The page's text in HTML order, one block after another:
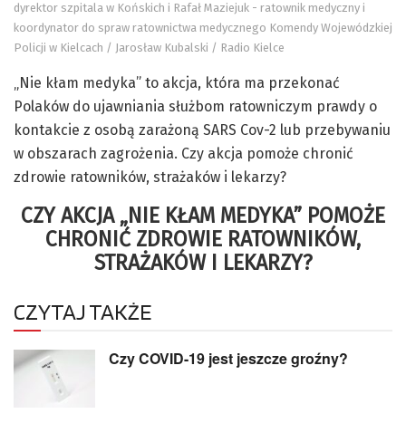
dyrektor szpitala w Końskich i Rafał Maziejuk - ratownik medyczny i
koordynator do spraw ratownictwa medycznego Komendy Wojewódzkiej
Policji w Kielcach / Jarosław Kubalski / Radio Kielce
„Nie kłam medyka” to akcja, która ma przekonać
Polaków do ujawniania służbom ratowniczym prawdy o
kontakcie z osobą zarażoną SARS Cov-2 lub przebywaniu
w obszarach zagrożenia. Czy akcja pomoże chronić
zdrowie ratowników, strażaków i lekarzy?
CZY AKCJA „NIE KŁAM MEDYKA” POMOŻE
CHRONIĆ ZDROWIE RATOWNIKÓW,
STRAŻAKÓW I LEKARZY?
CZYTAJ TAKŻE
Czy COVID-19 jest jeszcze groźny?